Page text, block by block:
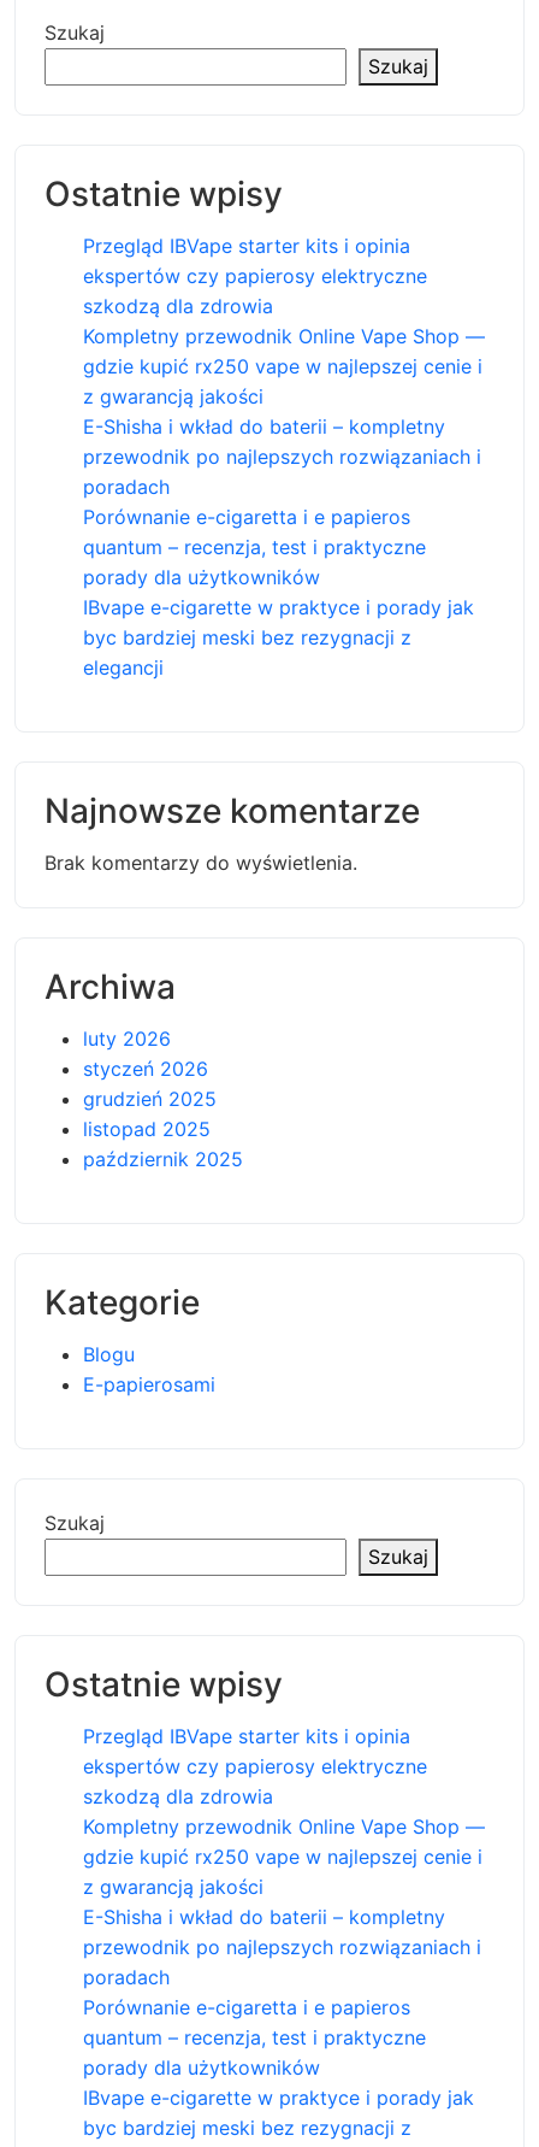
Szukaj
Szukaj
Ostatnie wpisy
Przegląd IBVape starter kits i opinia
ekspertów czy papierosy elektryczne
szkodzą dla zdrowia
Kompletny przewodnik Online Vape Shop —
gdzie kupić rx250 vape w najlepszej cenie i
z gwarancją jakości
E-Shisha i wkład do baterii – kompletny
przewodnik po najlepszych rozwiązaniach i
poradach
Porównanie e-cigaretta i e papieros
quantum – recenzja, test i praktyczne
porady dla użytkowników
IBvape e-cigarette w praktyce i porady jak
byc bardziej meski bez rezygnacji z
elegancji
Najnowsze komentarze
Brak komentarzy do wyświetlenia.
Archiwa
luty 2026
styczeń 2026
grudzień 2025
listopad 2025
październik 2025
Kategorie
Blogu
E-papierosami
Szukaj
Szukaj
Ostatnie wpisy
Przegląd IBVape starter kits i opinia
ekspertów czy papierosy elektryczne
szkodzą dla zdrowia
Kompletny przewodnik Online Vape Shop —
gdzie kupić rx250 vape w najlepszej cenie i
z gwarancją jakości
E-Shisha i wkład do baterii – kompletny
przewodnik po najlepszych rozwiązaniach i
poradach
Porównanie e-cigaretta i e papieros
quantum – recenzja, test i praktyczne
porady dla użytkowników
IBvape e-cigarette w praktyce i porady jak
byc bardziej meski bez rezygnacji z